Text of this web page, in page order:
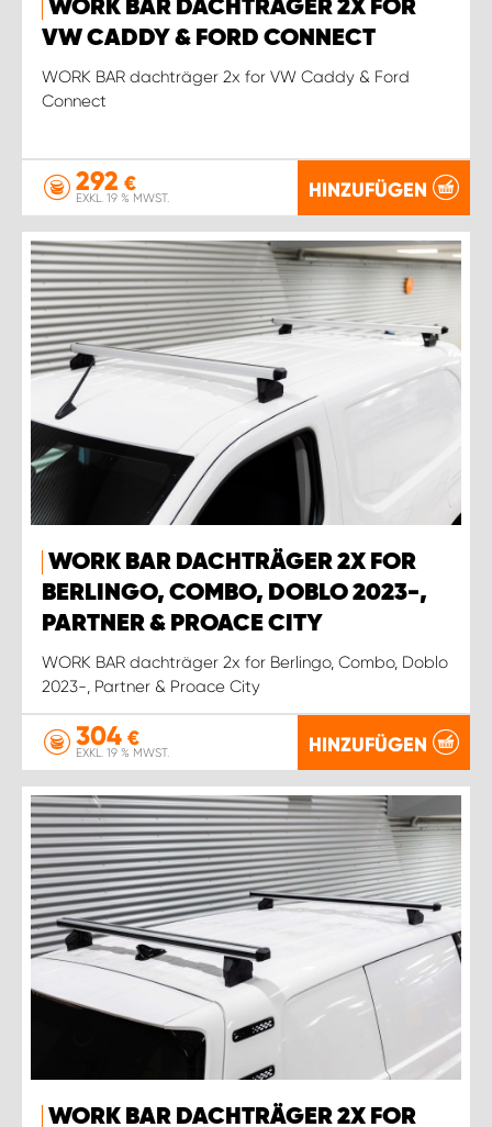
WORK BAR DACHTRÄGER 2X FOR
VW CADDY & FORD CONNECT
WORK BAR dachträger 2x for VW Caddy & Ford
Connect
292 €
EXKL. 19 % MWST. HINZUFÜGEN
WORK BAR DACHTRÄGER 2X FOR
BERLINGO, COMBO, DOBLO 2023-,
PARTNER & PROACE CITY
WORK BAR dachträger 2x for Berlingo, Combo, Doblo
2023-, Partner & Proace City
304 €
EXKL. 19 % MWST. HINZUFÜGEN
WORK BAR DACHTRÄGER 2X FOR